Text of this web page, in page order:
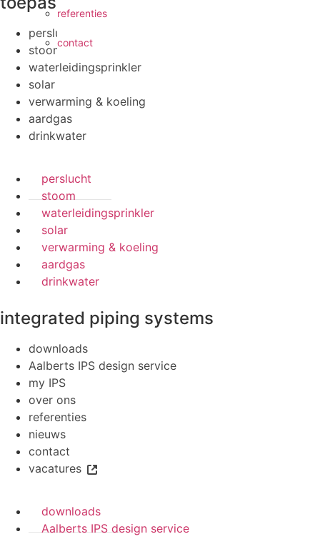
referenties
contact
perslucht
stoom
waterleidingsprinkler
solar
verwarming & koeling
aardgas
drinkwater
perslucht
stoom
waterleidingsprinkler
solar
verwarming & koeling
aardgas
drinkwater
integrated piping systems
downloads
Aalberts IPS design service
my IPS
over ons
referenties
nieuws
contact
vacatures
downloads
Aalberts IPS design service